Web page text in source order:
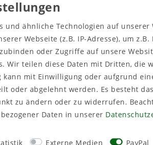
Details
und ähnliche Technologien auf
Webseite (z.B. IP-Adresse), um
oder Zugriffe auf unsere
Wir teilen diese Daten mit Dritten, die
kann mit Einwilligung oder aufgrund
oder abgelehnt werden. Es besteht
zu ändern oder zu widerrufen.
Daten in unserer
Externe Medien PayPal